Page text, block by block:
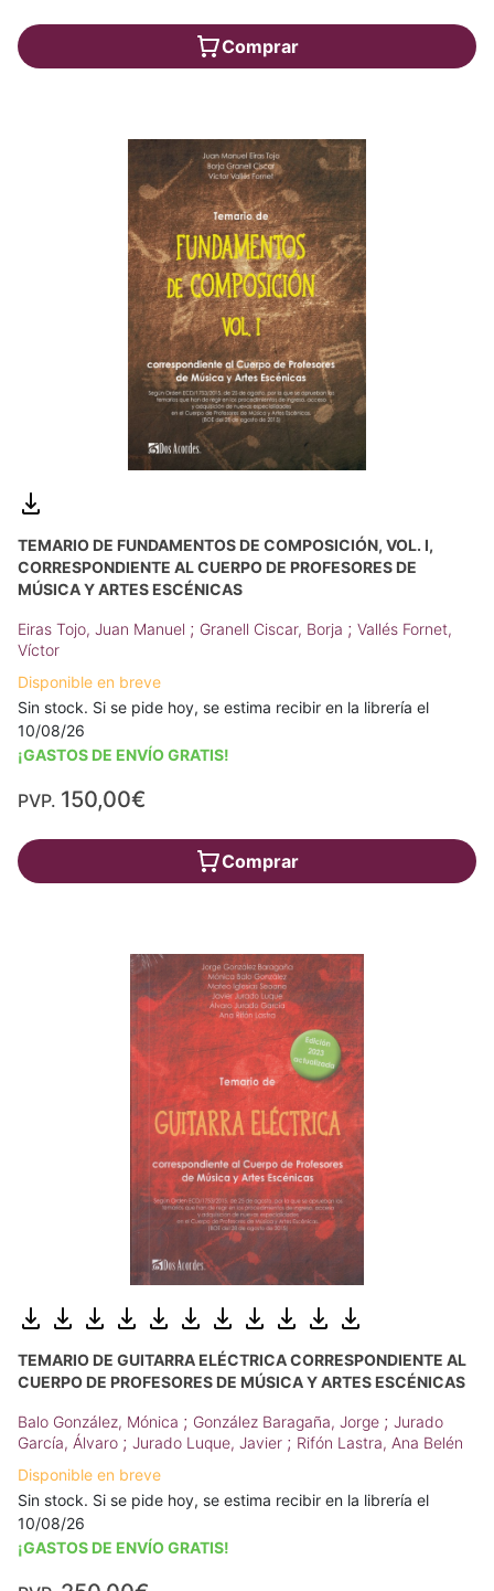
Comprar
TEMARIO DE FUNDAMENTOS DE COMPOSICIÓN, VOL. I,
CORRESPONDIENTE AL CUERPO DE PROFESORES DE
MÚSICA Y ARTES ESCÉNICAS
Eiras Tojo, Juan Manuel ; Granell Ciscar, Borja ; Vallés Fornet,
Víctor
Disponible en breve
Sin stock. Si se pide hoy, se estima recibir en la librería el
10/08/26
¡GASTOS DE ENVÍO GRATIS!
PVP. 150,00€
Comprar
TEMARIO DE GUITARRA ELÉCTRICA CORRESPONDIENTE AL
CUERPO DE PROFESORES DE MÚSICA Y ARTES ESCÉNICAS
Balo González, Mónica ; González Baragaña, Jorge ; Jurado
García, Álvaro ; Jurado Luque, Javier ; Rifón Lastra, Ana Belén
Disponible en breve
Sin stock. Si se pide hoy, se estima recibir en la librería el
10/08/26
¡GASTOS DE ENVÍO GRATIS!